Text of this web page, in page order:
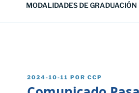
MODALIDADES DE GRADUACIÓN
PUBLICADO
2024-10-11 POR CCP